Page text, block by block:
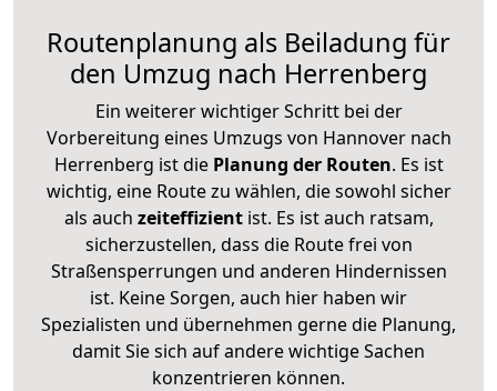
Routenplanung als Beiladung für
den Umzug nach Herrenberg
Ein weiterer wichtiger Schritt bei der
Vorbereitung eines Umzugs von Hannover nach
Herrenberg ist diePlanung der Routen. Es ist
wichtig, eine Route zu wählen, die sowohl sicher
als auch zeiteffizientist. Es ist auch ratsam,
sicherzustellen, dass die Route frei von
Straßensperrungen und anderen Hindernissen
ist. Keine Sorgen, auch hier haben wir
Spezialisten und übernehmen gerne die Planung,
damit Sie sich auf andere wichtige Sachen
konzentrieren können.